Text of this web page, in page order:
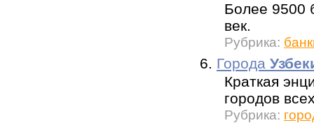
Более 9500
век.
Рубрика:
6. Города
Краткая
городов
Рубрика: